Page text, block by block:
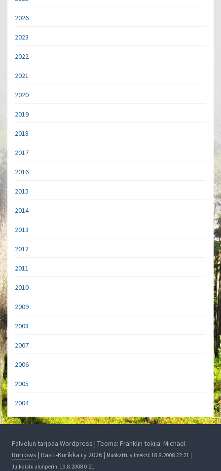
2026
2023
2022
2021
2020
2019
2018
2017
2016
2015
2014
2013
2012
2011
2010
2009
2008
2007
2006
2005
2004
Palvelun tarjoaa Wordpress | Teema: Franklin tekijä: Michael
Burrows | Rasti-Kurikka ry 2026 | Muokattu viimeksi: 18.8.2008 22:21 |
Julkaistu alunperin: 19.8.2008 0:21